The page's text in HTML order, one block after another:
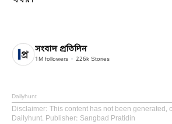
সংবাদ প্রতিদিন
1M followers 226k Stories
Dailyhunt
Disclaimer: This content has not been generated,
Dailyhunt. Publisher: Sangbad Pratidin